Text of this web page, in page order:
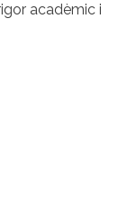
acadèmic i